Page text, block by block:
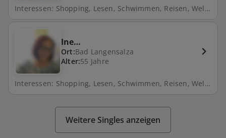
Interessen: Shopping, Lesen, Schwimmen, Reisen, Wellness, Spazieren, Natur, Freunde treffen, Kino, Theater, Filme schauen
Ine…
Ort:Bad Langensalza
Alter:55 Jahre
Interessen: Shopping, Lesen, Schwimmen, Reisen, Wellness, Spazieren, Natur, Freunde treffen, Kino, Theater, Filme schauen
Weitere Singles anzeigen